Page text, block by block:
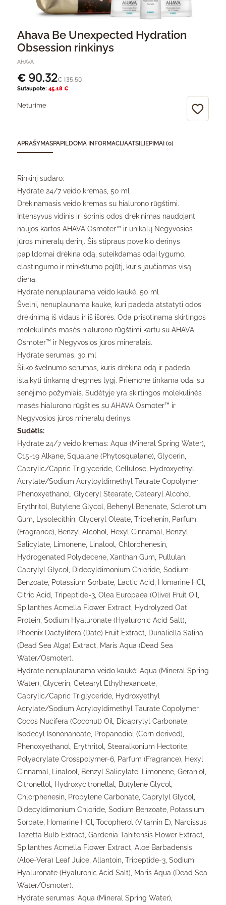
Ahava Be Unexpected Hydration
Obsession rinkinys
AHAVA
€ 90.32€135.50
Sutaupote: 45.18 €
Neturime
APRAŠYMASPAPILDOMA INFORMACIJAATSILIEPIMAI (0)
Rinkinį sudaro:
Hydrate 24/7 veido kremas, 50 ml
Drėkinamasis veido kremas su hialurono rūgštimi.
Intensyvus vidinis ir išorinis odos drėkinimas naudojant
naujos kartos AHAVA Osmoter™ ir unikalų Negyvosios
jūros mineralų derinį. Šis stipraus poveikio derinys
papildomai drėkina odą, suteikdamas odai lygumo,
elastingumo ir minkštumo pojūtį, kuris jaučiamas visą
dieną.
Hydrate nenuplaunama veido kaukė, 50 ml
Švelni, nenuplaunama kaukė, kuri padeda atstatyti odos
drėkinimą iš vidaus ir iš išorės. Oda prisotinama skirtingos
molekulinės masės hialurono rūgštimi kartu su AHAVA
Osmoter™ ir Negyvosios jūros mineralais.
Hydrate serumas, 30 ml
Šilko švelnumo serumas, kuris drėkina odą ir padeda
išlaikyti tinkamą drėgmės lygį. Priemonė tinkama odai su
senėjimo požymiais. Sudėtyje yra skirtingos molekulinės
masės hialurono rūgšties su AHAVA Osmoter™ ir
Negyvosios jūros mineralų derinys.
Sudėtis:
Hydrate 24/7 veido kremas: Aqua (Mineral Spring Water),
C15-19 Alkane, Squalane (Phytosqualane), Glycerin,
Caprylic/Capric Triglyceride, Cellulose, Hydroxyethyl
Acrylate/Sodium Acryloyldimethyl Taurate Copolymer,
Phenoxyethanol, Glyceryl Stearate, Cetearyl Alcohol,
Erythritol, Butylene Glycol, Behenyl Behenate, Sclerotium
Gum, Lysolecithin, Glyceryl Oleate, Tribehenin, Parfum
(Fragrance), Benzyl Alcohol, Hexyl Cinnamal, Benzyl
Salicylate, Limonene, Linalool, Chlorphenesin,
Hydrogenated Polydecene, Xanthan Gum, Pullulan,
Caprylyl Glycol, Didecyldimonium Chloride, Sodium
Benzoate, Potassium Sorbate, Lactic Acid, Homarine HCl,
Citric Acid, Tripeptide-3, Olea Europaea (Olive) Fruit Oil,
Spilanthes Acmella Flower Extract, Hydrolyzed Oat
Protein, Sodium Hyaluronate (Hyaluronic Acid Salt),
Phoenix Dactylifera (Date) Fruit Extract, Dunaliella Salina
(Dead Sea Alga) Extract, Maris Aqua (Dead Sea
Water/Osmoter).
Hydrate nenuplaunama veido kaukė: Aqua (Mineral Spring
Water), Glycerin, Cetearyl Ethylhexanoate,
Caprylic/Capric Triglyceride, Hydroxyethyl
Acrylate/Sodium Acryloyldimethyl Taurate Copolymer,
Cocos Nucifera (Coconut) Oil, Dicaprylyl Carbonate,
Isodecyl Isononanoate, Propanediol (Corn derived),
Phenoxyethanol, Erythritol, Stearalkonium Hectorite,
Polyacrylate Crosspolymer-6, Parfum (Fragrance), Hexyl
Cinnamal, Linalool, Benzyl Salicylate, Limonene, Geraniol,
Citronellol, Hydroxycitronellal, Butylene Glycol,
Chlorphenesin, Propylene Carbonate, Caprylyl Glycol,
Didecyldimonium Chloride, Sodium Benzoate, Potassium
Sorbate, Homarine HCl, Tocopherol (Vitamin E), Narcissus
Tazetta Bulb Extract, Gardenia Tahitensis Flower Extract,
Spilanthes Acmella Flower Extract, Aloe Barbadensis
(Aloe-Vera) Leaf Juice, Allantoin, Tripeptide-3, Sodium
Hyaluronate (Hyaluronic Acid Salt), Maris Aqua (Dead Sea
Water/Osmoter).
Hydrate serumas: Aqua (Mineral Spring Water),